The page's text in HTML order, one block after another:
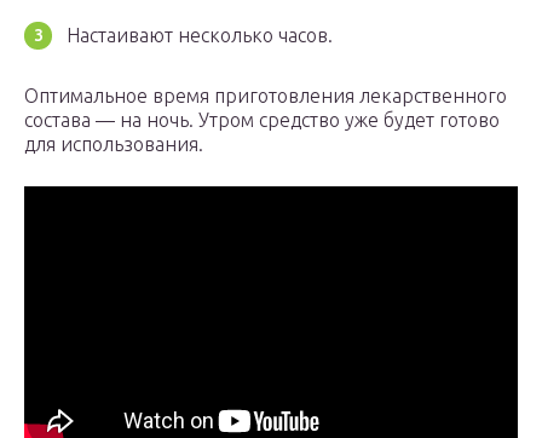
Настаивают несколько часов.
Оптимальное время приготовления лекарственного
состава — на ночь. Утром средство уже будет готово
для использования.